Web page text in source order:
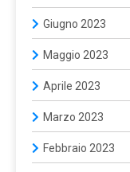
Giugno 2023
Maggio 2023
Aprile 2023
Marzo 2023
Febbraio 2023